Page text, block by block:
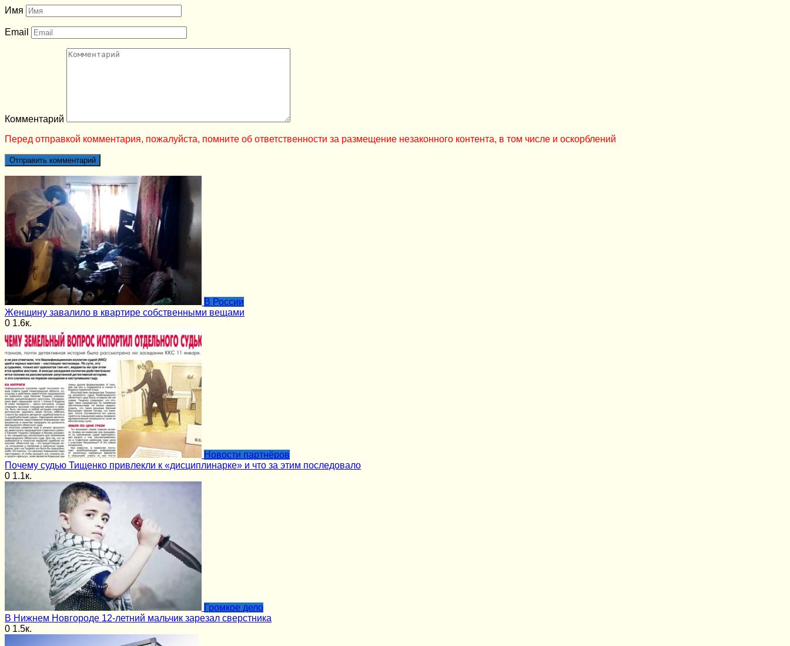
Имя
Email
Комментарий
Перед отправкой комментария, пожалуйста, помните об ответственности за размещение незаконного контента, в том числе и оскорблений
В России
Женщину завалило в квартире собственными вещами
0 1.6к.
Новости партнёров
Почему судью Тищенко привлекли к «дисциплинарке» и что за этим последовало
0 1.1к.
Громкое дело
В Нижнем Новгороде 12-летний мальчик зарезал сверстника
0 1.5к.